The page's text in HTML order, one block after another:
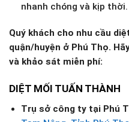
nhanh chóng và kịp thời.
Quý khách cho nhu cầu
quận/huyện ở Phú Thọ.
và khảo sát miễn phí:
DIỆT MỐI TUẤN THÀNH
Trụ sở công ty tại Phú